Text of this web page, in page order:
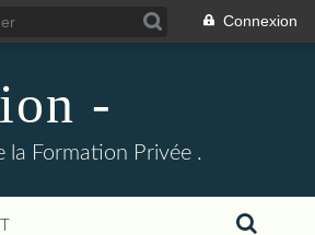
Connexion
-
la Formation Privée .